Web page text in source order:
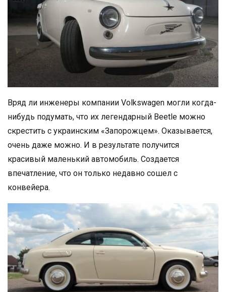
Вряд ли инженеры компании Volkswagen могли когда-
нибудь подумать, что их легендарный Beetle можно
скрестить с украинским «Запорожцем». Оказывается,
очень даже можно. И в результате получится
красивый маленький автомобиль. Создается
впечатление, что он только недавно сошел с
конвейера.